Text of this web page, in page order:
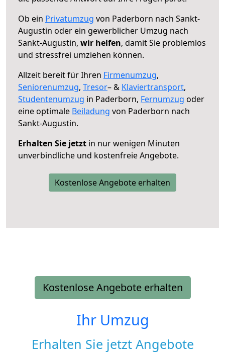
Ob ein Privatumzug von Paderborn nach Sankt-
Augustin oder ein gewerblicher Umzug nach
Sankt-Augustin, wir helfen, damit Sie problemlos
und stressfrei umziehen können.
Allzeit bereit für Ihren Firmenumzug,
Seniorenumzug, Tresor– & Klaviertransport,
Studentenumzug in Paderborn, Fernumzug oder
eine optimale Beiladung von Paderborn nach
Sankt-Augustin.
Erhalten Sie jetzt in nur wenigen Minuten
unverbindliche und kostenfreie Angebote.
Kostenlose Angebote erhalten
Kostenlose Angebote erhalten
Ihr Umzug
Erhalten Sie jetzt Angebote